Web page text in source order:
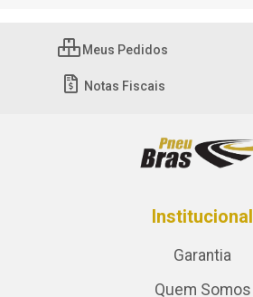
Meus Pedidos
Notas Fiscais
Institucional
Garantia
Quem Somos